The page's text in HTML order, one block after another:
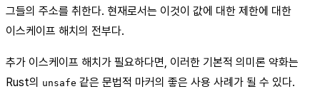
그들의 주소를 취한다. 현재로서는 이것이 값에 대한 제한에 대한
이스케이프 해치의 전부다.
추가 이스케이프 해치가 필요하다면, 이러한 기본적 의미론 약화는
Rust의
unsafe 같은 문법적 마커의 좋은 사용 사례가 될 수 있다.